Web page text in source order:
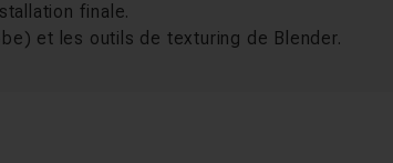
finale.
et les outils de texturing de Blender.